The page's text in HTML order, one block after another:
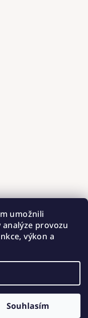
umožnili
provozu
výkon a
Souhlasím
. Všechna práva
cookies